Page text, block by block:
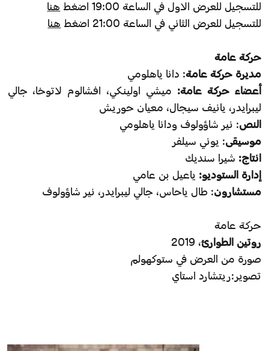
للتسجيل للعرض الاول في الساعة 19:00 اضغط
هنا
للتسجيل للعرض الثاني في الساعة 21:00 اضغط
هنا
حركة عامة
مديرة حركة عامة: دانا ياهلومي
أعضاء حركة عامة: ميشي اولينكي، افشالوم لاتوخا، جالي
ليبرايدر، يانيف سيجال، معيان حوريش
النص: نير شاؤولوف ودانا ياهلومي
موسيقى: يوني سيلفر
انتاج: شيرا سنديك
إدارة الستوديو: ياعيل بن عامي
مستشارون: طال ياحاس، جالي ليبرايدر، نير شاؤولوف
حركة عامة
روتين الطوارئ، 2019
صورة من العرض في ستوكهولم
تصوير:ريتشارد استاي